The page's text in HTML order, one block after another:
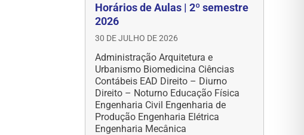
Horários de Aulas | 2º semestre
2026
30 DE JULHO DE 2026
Administração Arquitetura e
Urbanismo Biomedicina Ciências
Contábeis EAD Direito – Diurno
Direito – Noturno Educação Física
Engenharia Civil Engenharia de
Produção Engenharia Elétrica
Engenharia Mecânica